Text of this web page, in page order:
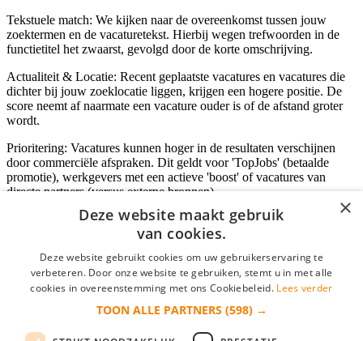
Tekstuele match: We kijken naar de overeenkomst tussen jouw
zoektermen en de vacaturetekst. Hierbij wegen trefwoorden in de
functietitel het zwaarst, gevolgd door de korte omschrijving.
Actualiteit & Locatie: Recent geplaatste vacatures en vacatures die
dichter bij jouw zoeklocatie liggen, krijgen een hogere positie. De
score neemt af naarmate een vacature ouder is of de afstand groter
wordt.
Prioritering: Vacatures kunnen hoger in de resultaten verschijnen
door commerciële afspraken. Dit geldt voor 'TopJobs' (betaalde
promotie), werkgevers met een actieve 'boost' of vacatures van
directe partners (versus externe bronnen).
Inloggen als bedrijf
*
×
Deze website maakt gebruik
van cookies.
Deze website gebruikt cookies om uw gebruikerservaring te
verbeteren. Door onze website te gebruiken, stemt u in met alle
cookies in overeenstemming met ons Cookiebeleid. Lees verder
TOON ALLE PARTNERS (598) →